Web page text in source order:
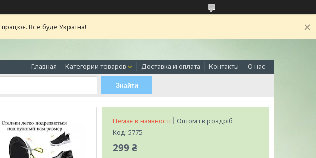
Все буде Україна!
Главная Категории товаров Доставка и оплата Контакты О нас
Знайти
Немає в наявності
Оптом і в роздріб
Код: 5775
299 ₴